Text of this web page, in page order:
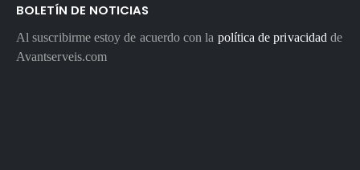
BOLETÍN DE NOTICIAS
Al suscribirme estoy de acuerdo con la política de privacidad de
Avantserveis.com